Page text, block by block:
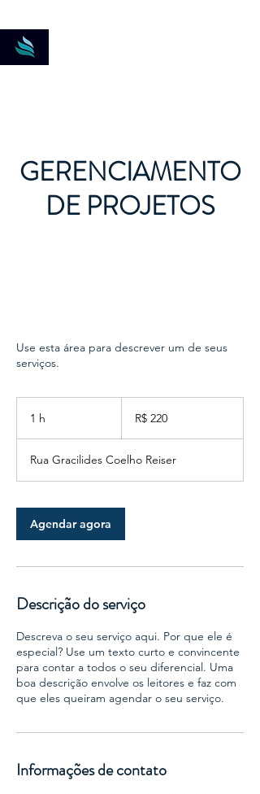
GERENCIAMENTO
DE PROJETOS
Use esta área para descrever um de seus
serviços.
1 h
brasileiros
R$ 220
Rua Gracilides Coelho Reiser
Agendar agora
Descrição do serviço
Descreva o seu serviço aqui. Por que ele é
especial? Use um texto curto e convincente
para contar a todos o seu diferencial. Uma
boa descrição envolve os leitores e faz com
que eles queiram agendar o seu serviço.
Informações de contato